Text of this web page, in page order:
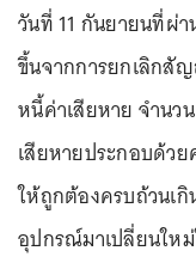
วันที่ 11 กันยายนที่ผ่
ขึ้นจากการยกเลิกสั
หนี้ค่าเสียหาย จำนว
เสียหายประกอบด้ว
ให้ถูกต้องครบถ้วนเ
อุปกรณ์มาเปลี่ยนให